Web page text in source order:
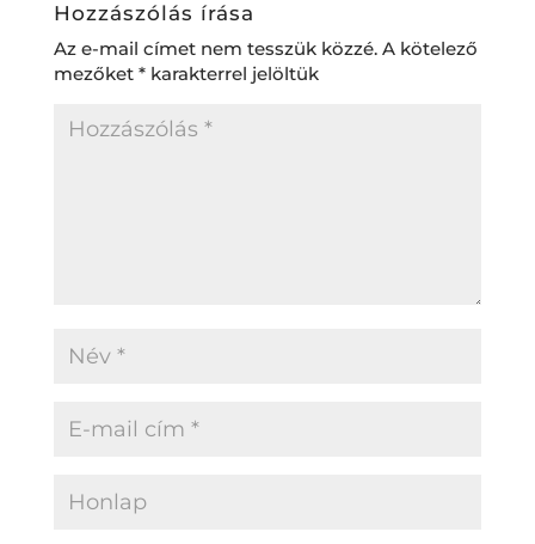
Hozzászólás írása
Az e-mail címet nem tesszük közzé. A kötelező
mezőket *karakterrel jelöltük